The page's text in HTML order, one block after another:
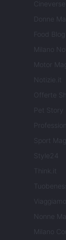
Donne
Food Blog
Milano
Motor
Notizie.it
Offerte
Pet Story
Sport
Style24
Think.it
Viaggiamo
Nonne
Milano